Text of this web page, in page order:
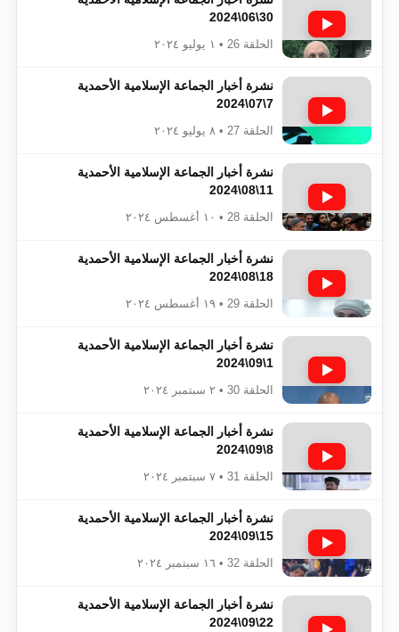
30\06\2024
الحلقة 26 • ١ يوليو ٢٠٢٤
نشرة أخبار الجماعة الإسلامية الأحمدية
7\07\2024
الحلقة 27 • ٨ يوليو ٢٠٢٤
نشرة أخبار الجماعة الإسلامية الأحمدية
11\08\2024
الحلقة 28 • ١٠ أغسطس ٢٠٢٤
نشرة أخبار الجماعة الإسلامية الأحمدية
18\08\2024
الحلقة 29 • ١٩ أغسطس ٢٠٢٤
نشرة أخبار الجماعة الإسلامية الأحمدية
1\09\2024
الحلقة 30 • ٢ سبتمبر ٢٠٢٤
نشرة أخبار الجماعة الإسلامية الأحمدية
8\09\2024
الحلقة 31 • ٧ سبتمبر ٢٠٢٤
نشرة أخبار الجماعة الإسلامية الأحمدية
15\09\2024
الحلقة 32 • ١٦ سبتمبر ٢٠٢٤
نشرة أخبار الجماعة الإسلامية الأحمدية
22\09\2024